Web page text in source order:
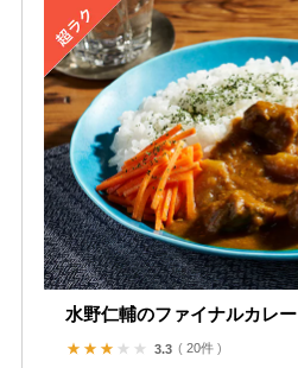
水野仁輔のファイナルカレー
3.3 20件